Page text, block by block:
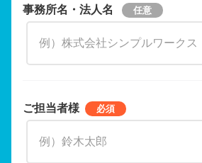
事務所名・法人名
ご担当者様